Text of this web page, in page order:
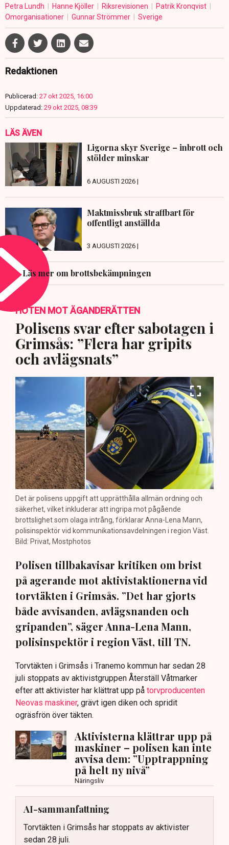
Petra Lundh
Hanne Kjöller Riksrevisionen
Patrik Kronqvist
Omorganisationer
Gunnar Strömmer Sverige
Redaktionen
Publicerad: 27 okt 2025, 16:00
Uppdaterad: 29 okt 2025, 08:39
LÄS ÄVEN
Ligorna skyr Sverige – inbrott och
stölder minskar
6 AUGUSTI 2026 |
Maktmissbruk straffbart för
offentligt anställda
3 AUGUSTI 2026 |
Läs mer om brottsbekämpningen
HOTEN MOT ÄGANDERÄTTEN
Polisens svar efter sabotagen i
Grimsås: ”Flera har gripits
och avlägsnats”
Det är polisens uppgift att upprätthålla allmän ordning och
säkerhet, vilket inkluderar att ingripa mot pågående
brottslighet som olaga intrång, förklarar Anna-Lena Mann,
polisinspektör vid kommunikationsavdelningen i region Väst.
Bild: Privat, Mostphotos
Polisen tillbakavisar kritiken om brist
på agerande mot aktivistaktionerna vid
torvtäkten i Grimsås. ”Det har gjorts
både avvisanden, avlägsnanden och
gripanden”, säger Anna-Lena Mann,
polisinspektör i region Väst, till TN.
Torvtäkten i Grimsås i Tranemo kommun har sedan 28
juli stoppats av aktivistgruppen Återställ Våtmarker
efter att aktivister har klättrat upp på torvproducenten
Neovas maskiner, grävt igen diken och spridit
ogräsfrön över täkten.
Aktivisterna klättrar upp på
maskiner – polisen kan inte
avvisa dem: ”Upptrappning
på helt ny nivå”
Näringsliv
AI-sammanfattning
Torvtäkten i Grimsås har stoppats av aktivister
sedan 28 juli.